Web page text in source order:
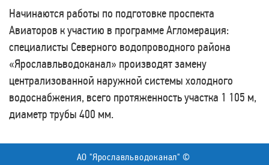
Начинаются работы по подготовке проспекта
Авиаторов к участию в программе Агломерация:
специалисты Северного водопроводного района
«Ярославльводоканал» производят замену
централизованной наружной системы холодного
водоснабжения, всего протяженность участка 1 105 м,
диаметр трубы 400 мм.
АО "Ярославльводоканал" ©